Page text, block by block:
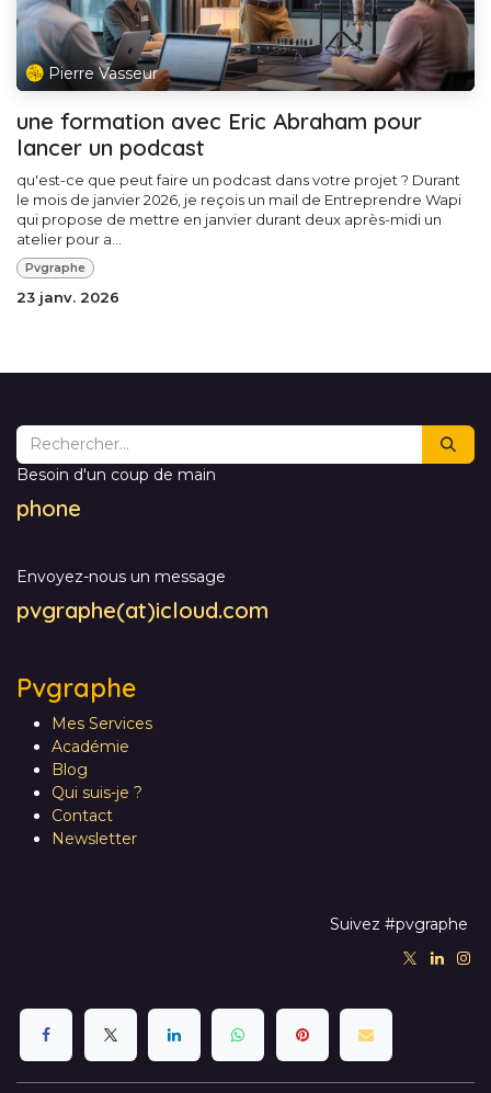
Pierre Vasseur
une formation avec Eric Abraham pour
lancer un podcast
qu'est-ce que peut faire un podcast dans votre projet ? Durant
le mois de janvier 2026, je reçois un mail de Entreprendre Wapi
qui propose de mettre en janvier durant deux après-midi un
atelier pour a...
Pvgraphe
23 janv. 2026
Besoin d'un coup de main
phone
Envoyez-nous un message
pvgraphe(at)icloud.com
Pvgraphe
Mes Services
Académie
Blog
Qui suis-je ?
Contact
Newsletter
Suivez #pvgraphe